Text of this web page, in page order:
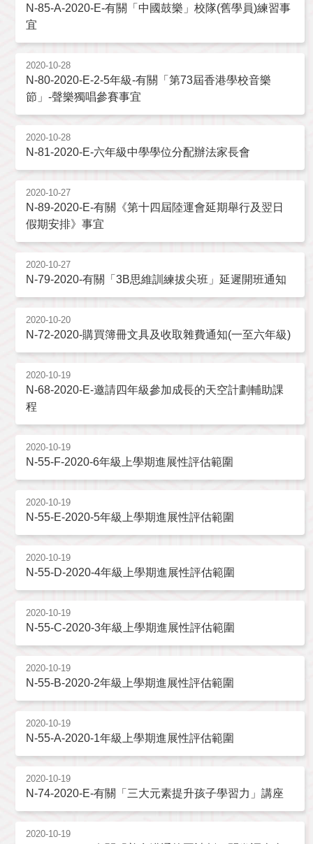
N-85-A-2020-E-有關「中國鼓樂」校隊(舊學員)練習事
宜
2020-10-28
N-80-2020-E-2-5年級-有關「第73屆香港學校音樂
節」-聲樂獨唱參賽事宜
2020-10-28
N-81-2020-E-六年級中學學位分配辦法家長會
2020-10-27
N-89-2020-E-有關《第十四屆陸運會延期舉行及翌日
假期安排》事宜
2020-10-27
N-79-2020-有關「3B思維訓練拔尖班」延遲開班通知
2020-10-20
N-72-2020-購買簿冊文具及收取雜費通知(一至六年級)
2020-10-19
N-68-2020-E-邀請四年級參加成長的天空計劃輔助課
程
2020-10-19
N-55-F-2020-6年級上學期進展性評估範圍
2020-10-19
N-55-E-2020-5年級上學期進展性評估範圍
2020-10-19
N-55-D-2020-4年級上學期進展性評估範圍
2020-10-19
N-55-C-2020-3年級上學期進展性評估範圍
2020-10-19
N-55-B-2020-2年級上學期進展性評估範圍
2020-10-19
N-55-A-2020-1年級上學期進展性評估範圍
2020-10-19
N-74-2020-E-有關「三大元素提升孩子學習力」講座
2020-10-19